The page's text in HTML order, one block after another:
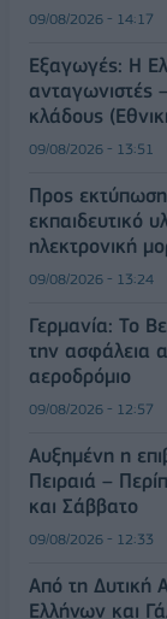
09/08/2026 - 14:17
Εξαγωγές: Η
ανταγωνιστές
κλάδους
09/08/2026 - 13:51
Προς
εκπαιδευτικό
ηλεκτρονική
09/08/2026 - 13:24
Γερμανία: Το
την ασφάλεια
αεροδρόμιο
09/08/2026 - 12:57
Αυξημένη η
Πειραιά –
και Σάββατο
09/08/2026 - 12:33
Από τη Δυτική
Ελλήνων και